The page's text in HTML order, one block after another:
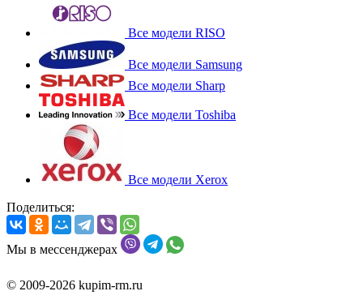
Все модели RISO
Все модели Samsung
Все модели Sharp
Все модели Toshiba
Все модели Xerox
Поделиться:
Мы в мессенджерах
© 2009-2026 kupim-rm.ru